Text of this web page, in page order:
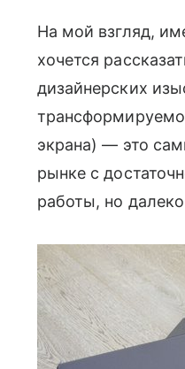
На мой взгляд,
хочется
дизайнерских
экрана) — это
рынке с
работы, но